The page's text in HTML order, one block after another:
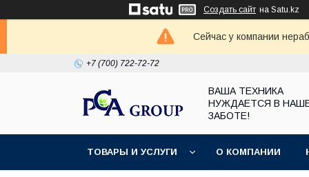
Создать сайт на Satu.kz
Сейчас у компании
+7 (700) 722-72-72
ВАША ТЕХНИКА
НУЖДАЕТСЯ В
ЗАБОТЕ!
ТОВАРЫ И УСЛУГИ О КОМПАНИИ